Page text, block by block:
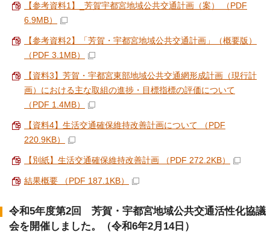
【参考資料1】_芳賀宇都宮地域公共交通計画（案） （PDF
6.9MB）
【参考資料2】「芳賀・宇都宮地域公共交通計画」（概要版）
（PDF 3.1MB）
【資料3】芳賀・宇都宮東部地域公共交通網形成計画（現行計
画）における主な取組の進捗・目標指標の評価について
（PDF 1.4MB）
【資料4】生活交通確保維持改善計画について （PDF
220.9KB）
【別紙】生活交通確保維持改善計画 （PDF 272.2KB）
結果概要 （PDF 187.1KB）
令和5年度第2回 芳賀・宇都宮地域公共交通活性化協議
会を開催しました。（令和6年2月14日）